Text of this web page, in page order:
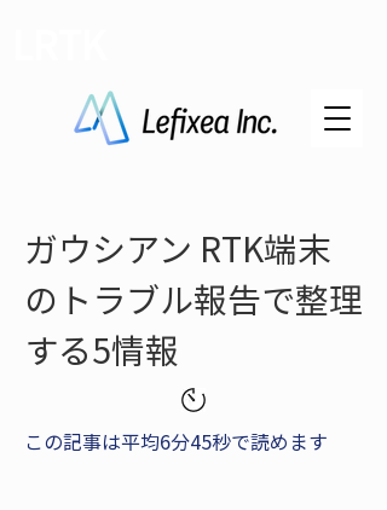
ガウシアン RTK端末
のトラブル報告で整理
する5情報
この記事は平均6分45秒で読めます